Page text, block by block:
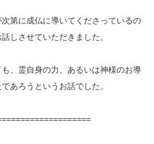
次第に成仏に導いてくださっているの
しさせていただきました。
、霊自身の力、あるいは神様のお導
あろうというお話でした。